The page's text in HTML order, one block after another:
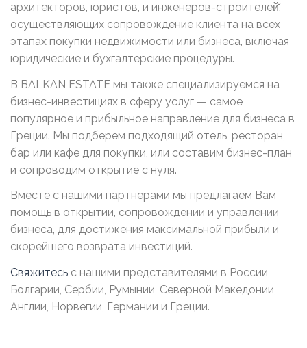
архитекторов, юристов, и инженеров-строителей̆,
осуществляющих сопровождение клиента на всех
этапах покупки недвижимости или бизнеса, включая
юридические и бухгалтерские процедуры.
В BALKAN ESTATE мы также специализируемся на
бизнес-инвестициях в сферу услуг — самое
популярное и прибыльное направление для бизнеса в
Греции. Мы подберем подходящий отель, ресторан,
бар или кафе для покупки, или составим бизнес-план
и сопроводим открытие с нуля.
Вместе с нашими партнерами мы предлагаем Вам
помощь в открытии, сопровождении и управлении
бизнеса, для достижения максимальной прибыли и
скорейшего возврата инвестиций.
Свяжитесь с нашими представителями в России,
Болгарии, Сербии, Румынии, Северной Македонии,
Англии, Норвегии, Германии и Греции.